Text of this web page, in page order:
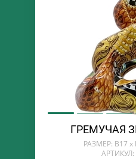
ГРЕМУЧАЯ
РАЗМЕР: В17
АРТИКУЛ: